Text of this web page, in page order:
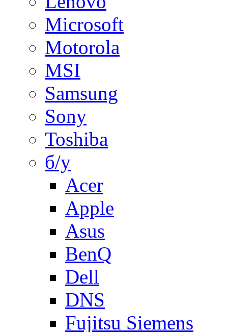
Microsoft
Motorola
MSI
Samsung
Sony
Toshiba
б/у
Acer
Apple
Asus
BenQ
Dell
DNS
Fujitsu Siemens